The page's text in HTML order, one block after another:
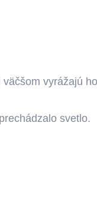
vyrážajú
svetlo.